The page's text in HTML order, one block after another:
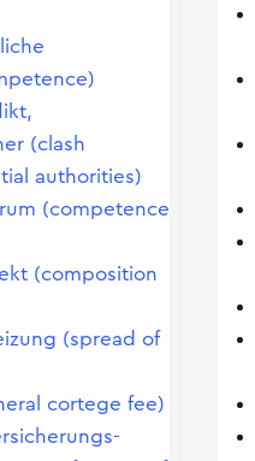
(clash
authorities)
(competence
(composition
(spread of
cortege fee)